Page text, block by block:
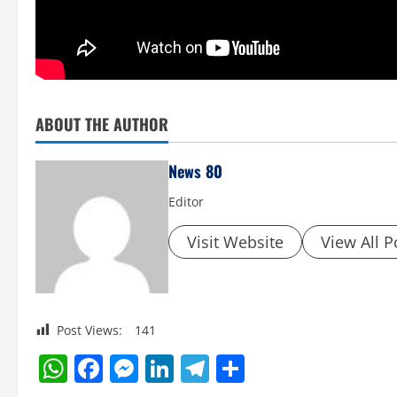
ABOUT THE AUTHOR
News 80
Editor
Visit Website View All
Post Views: 141
WhatsApp
Facebook
Messenger
LinkedIn
Telegram